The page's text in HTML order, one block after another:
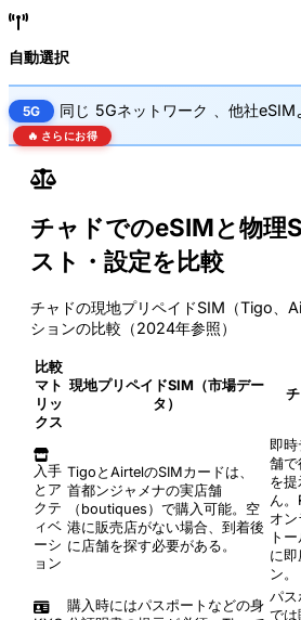
自動選択
5G 同じ 5Gネットワーク 、他社eSIM
🔥 さらにお得
チャドでのeSIMと物理
スト・設定を比較
チャドの現地プリペイドSIM（Tigo、
ションの比較（2024年参照）
比較
マト
リッ
クス
現地プリペイドSIM（市場デー
タ）
入手
とア
クテ
ィベ
ーシ
ョン
TigoとAirtelのSIMカードは、
首都ンジャメナの実店舗
（boutiques）で購入可能。空
港に販売店がない場合、到着後
に店舗を探す必要がある。
即時
舗で
を
ん
オ
ト
に即
ン。
購入時にはパスポートなどの身
パス
では